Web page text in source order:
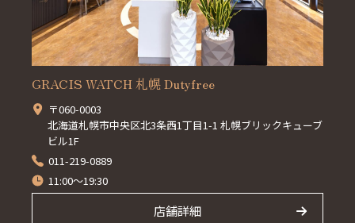
GRACIS WATCH 札幌 Dutyfree
〒060-0003
北海道札幌市中央区北3条西1丁目1-1 札幌ブリックキューブ
ビル1F
011-219-0889
11:00～19:30
店舗詳細